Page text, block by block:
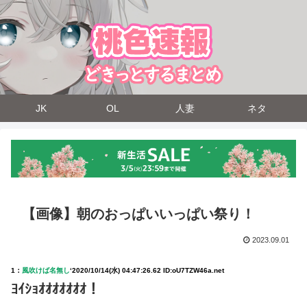
JK OL 人妻 ネタ
【画像】朝のおっぱいいっぱい祭り！
2023.09.01
1： 風吹けば名無し‘2020/10/14(水) 04:47:26.62 ID:oU7TZW46a.net
ﾖｲｼｮｵｵｵｵｵｵｵ！